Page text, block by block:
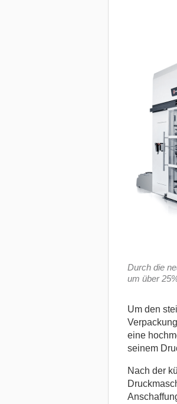
Durch die
um über
Um den
eine
seinem
Nach der